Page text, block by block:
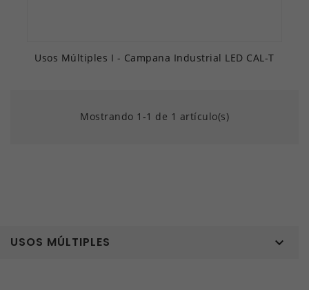
Usos Múltiples I - Campana Industrial LED CAL-T
Mostrando 1-1 de 1 artículo(s)
USOS MÚLTIPLES 